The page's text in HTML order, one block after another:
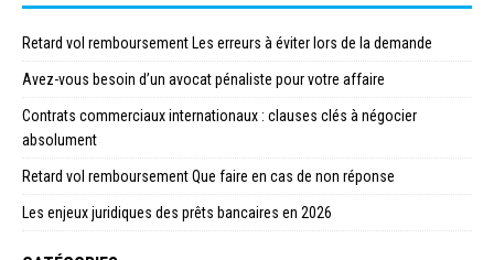
Retard vol remboursement Les erreurs à éviter lors de la demande
Avez-vous besoin d’un avocat pénaliste pour votre affaire
Contrats commerciaux internationaux : clauses clés à négocier
absolument
Retard vol remboursement Que faire en cas de non réponse
Les enjeux juridiques des prêts bancaires en 2026